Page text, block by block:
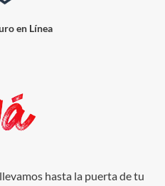
en Línea
hasta la puerta de tu